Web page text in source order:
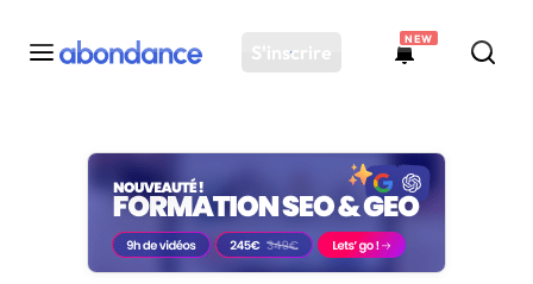
S'inscrire
NEW
Toutes les actus
Actus SEO
Plateforme